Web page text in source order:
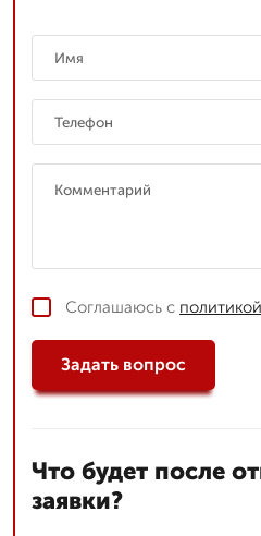
Соглашаюсь с
Задать вопрос
Что будет после
заявки?